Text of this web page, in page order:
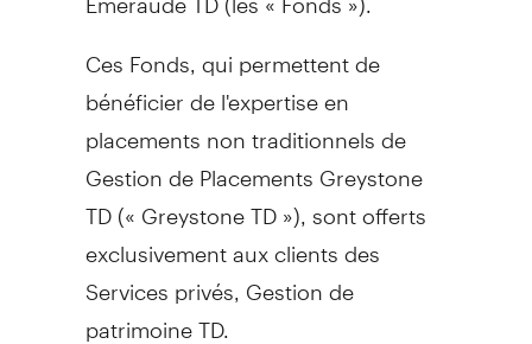
Ces Fonds, qui permettent de
bénéficier de l'expertise en
placements non traditionnels de
Gestion de Placements Greystone
TD (« Greystone TD »), sont offerts
exclusivement aux clients des
Services privés, Gestion de
patrimoine TD.